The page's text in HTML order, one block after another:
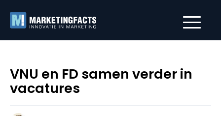
VNU en FD samen verder in
vacatures